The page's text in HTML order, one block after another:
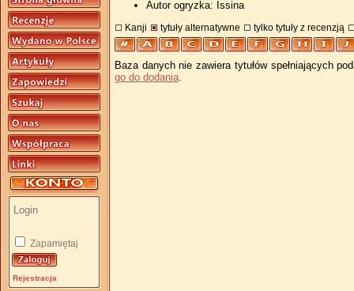
Zapamiętaj
Rejestracja
Autor ogryzka: Issina
Kanji tytuły alternatywne tylko tytuły z recenzją
Baza danych nie zawiera tytułów spełniających
go do dodania.